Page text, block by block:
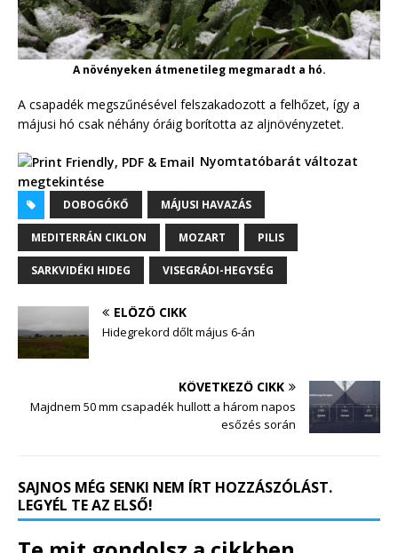
A növényeken átmenetileg megmaradt a hó.
A csapadék megszűnésével felszakadozott a felhőzet, így a
májusi hó csak néhány óráig borította az aljnövényzetet.
Nyomtatóbarát változat
megtekintése
DOBOGÓKŐ MÁJUSI HAVAZÁS
MEDITERRÁN CIKLON MOZART PILIS
SARKVIDÉKI HIDEG VISEGRÁDI-HEGYSÉG
ELŐZŐ CIKK
Hidegrekord dőlt május 6-án
KÖVETKEZŐ CIKK
Majdnem 50 mm csapadék hullott a három napos
esőzés során
SAJNOS MÉG SENKI NEM ÍRT HOZZÁSZÓLÁST.
LEGYÉL TE AZ ELSŐ!